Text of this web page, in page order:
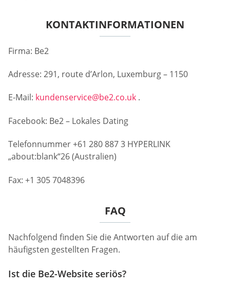
KONTAKTINFORMATIONEN
Firma: Be2
Adresse: 291, route d’Arlon, Luxemburg – 1150
E-Mail: kundenservice@be2.co.uk .
Facebook: Be2 – Lokales Dating
Telefonnummer +61 280 887 3 HYPERLINK
„about:blank“26 (Australien)
Fax: +1 305 7048396
FAQ
Nachfolgend finden Sie die Antworten auf die am
häufigsten gestellten Fragen.
Ist die Be2-Website seriös?